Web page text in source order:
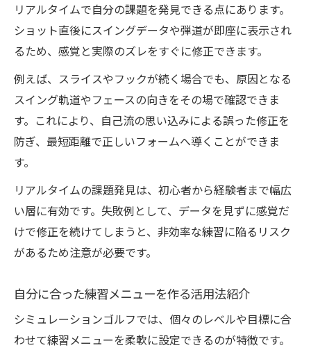
リアルタイムで自分の課題を発見できる点にあります。
ショット直後にスイングデータや弾道が即座に表示され
るため、感覚と実際のズレをすぐに修正できます。
例えば、スライスやフックが続く場合でも、原因となる
スイング軌道やフェースの向きをその場で確認できま
す。これにより、自己流の思い込みによる誤った修正を
防ぎ、最短距離で正しいフォームへ導くことができま
す。
リアルタイムの課題発見は、初心者から経験者まで幅広
い層に有効です。失敗例として、データを見ずに感覚だ
けで修正を続けてしまうと、非効率な練習に陥るリスク
があるため注意が必要です。
自分に合った練習メニューを作る活用法紹介
シミュレーションゴルフでは、個々のレベルや目標に合
わせて練習メニューを柔軟に設定できるのが特徴です。